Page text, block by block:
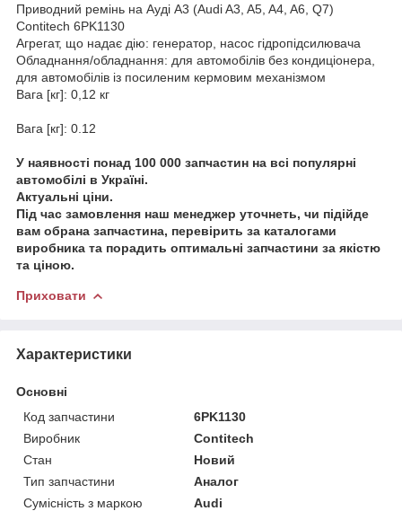
Приводний ремінь на Ауді A3 (Audi A3, A5, A4, A6, Q7)
Contitech 6PK1130
Агрегат, що надає дію: генератор, насос гідропідсилювача
Обладнання/обладнання: для автомобілів без кондиціонера,
для автомобілів із посиленим кермовим механізмом
Вага [кг]: 0,12 кг
Вага [кг]: 0.12
У наявності понад 100 000 запчастин на всі популярні
автомобілі в Україні.
Актуальні ціни.
Під час замовлення наш менеджер уточнеть, чи підійде
вам обрана запчастина, перевірить за каталогами
виробника та порадить оптимальні запчастини за якістю
та ціною.
Приховати
Характеристики
Основні
Код запчастини
6PK1130
Виробник
Contitech
Стан
Новий
Тип запчастини
Аналог
Сумісність з маркою
Audi